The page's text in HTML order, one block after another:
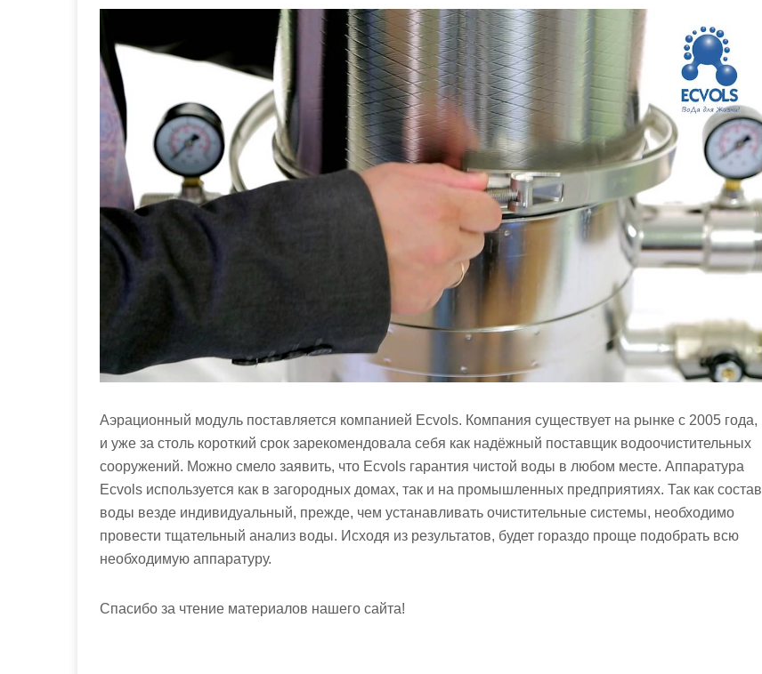
Аэрационный модуль поставляется компанией Ecvols. Компания существует на рынке с 2005 года,
и уже за столь короткий срок зарекомендовала себя как надёжный поставщик водоочистительных
сооружений. Можно смело заявить, что Ecvols гарантия чистой воды в любом месте. Аппаратура
Ecvols используется как в загородных домах, так и на промышленных предприятиях. Так как состав
воды везде индивидуальный, прежде, чем устанавливать очистительные системы, необходимо
провести тщательный анализ воды. Исходя из результатов, будет гораздо проще подобрать всю
необходимую аппаратуру.
Спасибо за чтение материалов нашего сайта!